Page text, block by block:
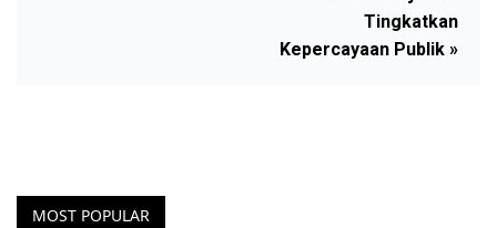
Tingkatkan
Kepercayaan Publik »
MOST POPULAR